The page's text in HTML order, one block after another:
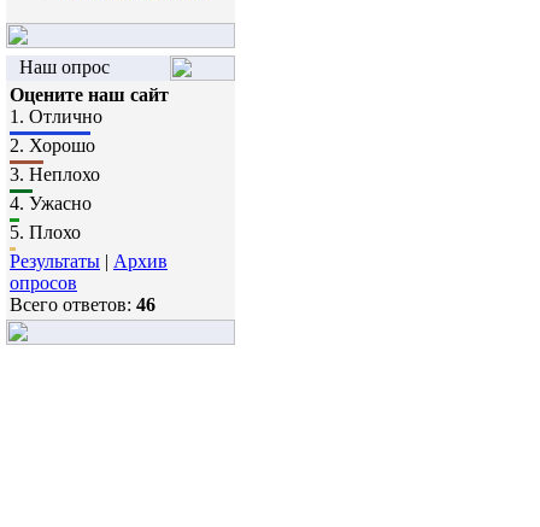
Наш опрос
Оцените наш сайт
1. Отлично
2. Хорошо
3. Неплохо
4. Ужасно
5. Плохо
Результаты | Архив
опросов
Всего ответов: 46